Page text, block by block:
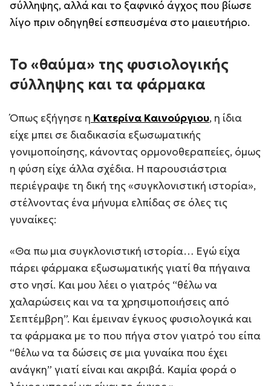
σύλληψης, αλλά και το ξαφνικό άγχος που βίωσε
λίγο πριν οδηγηθεί εσπευσμένα στο μαιευτήριο.
Το «θαύμα» της φυσιολογικής
σύλληψης και τα φάρμακα
Όπως εξήγησε η Κατερίνα Καινούργιου, η ίδια
είχε μπει σε διαδικασία εξωσωματικής
γονιμοποίησης, κάνοντας ορμονοθεραπείες, όμως
η φύση είχε άλλα σχέδια. Η παρουσιάστρια
περιέγραψε τη δική της «συγκλονιστική ιστορία»,
στέλνοντας ένα μήνυμα ελπίδας σε όλες τις
γυναίκες:
«Θα πω μια συγκλονιστική ιστορία… Εγώ είχα
πάρει φάρμακα εξωσωματικής γιατί θα πήγαινα
στο νησί. Και μου λέει ο γιατρός “θέλω να
χαλαρώσεις και να τα χρησιμοποιήσεις από
Σεπτέμβρη”. Και έμειναν έγκυος φυσιολογικά και
τα φάρμακα με το που πήγα στον γιατρό του είπα
“θέλω να τα δώσεις σε μια γυναίκα που έχει
ανάγκη” γιατί είναι και ακριβά. Καμία φορά ο